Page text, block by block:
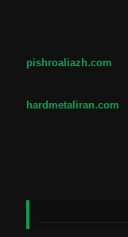
pishroaliazh.com
hardmetaliran.com